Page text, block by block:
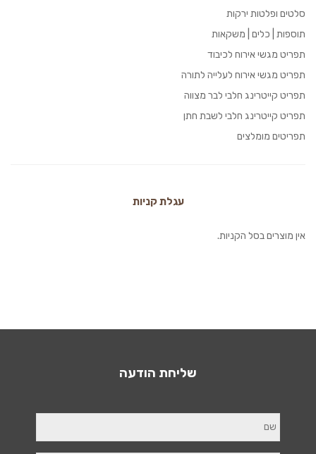
סלטים ופלטות ירקות
תוספות | כלים | משקאות
תפריט מגשי אירוח לכיבוד
תפריט מגשי אירוח לעלייה לתורה
תפריט קייטרינג חלבי לבר מצווה
תפריט קייטרינג חלבי לשבת חתן
תפריטים מומלצים
עגלת קניות
אין מוצרים בסל הקניות.
שליחת הודעה